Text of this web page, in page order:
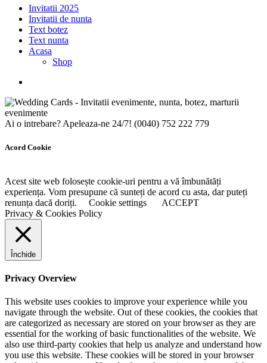
Invitatii 2025
Invitatii de nunta
Text botez
Text nunta
Acasa
Shop
Ai o intrebare? Apeleaza-ne 24/7! (0040) 752 222 779
Acord Cookie
Acest site web folosește cookie-uri pentru a vă îmbunătăți
experiența. Vom presupune că sunteți de acord cu asta, dar puteți
renunța dacă doriți.
Cookie settings
ACCEPT
Privacy & Cookies Policy
Închide
Privacy Overview
This website uses cookies to improve your experience while you
navigate through the website. Out of these cookies, the cookies that
are categorized as necessary are stored on your browser as they are
essential for the working of basic functionalities of the website. We
also use third-party cookies that help us analyze and understand how
you use this website. These cookies will be stored in your browser